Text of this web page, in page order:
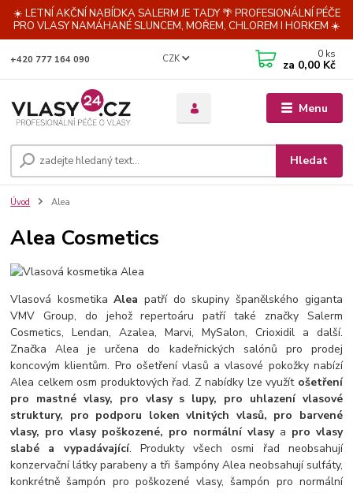
☀️ LETNÍ AKČNÍ NABÍDKA SALERM JE TADY 🌴 PROFESIONÁLNÍ PÉČE
PRO VLASY NAMÁHANÉ SLUNCEM, MOŘEM, CHLOREM I HORKEM ☀️
Menu
CZK
Hledat
+420 777 164 090 0 ks
za 0,00 Kč
Úvod Alea
Alea Cosmetics
Vlasová kosmetikaAlea patří do skupiny španělského giganta
VMV Group, do jehož repertoáru patří také značky Salerm
Cosmetics, Lendan, Azalea, Marvi, MySalon, Crioxidil a další.
Značka Alea je určena do kadeřnických salónů pro prodej
koncovým klientům. Pro ošetření vlasů a vlasové pokožky nabízí
Alea celkem osm produktových řad. Z nabídky lze využít ošetření
pro mastné vlasy, pro vlasy s lupy, pro uhlazení vlasové
struktury, pro podporu loken vlnitých vlasů, pro barvené
vlasy, pro vlasy poškozené, pro normální vlasy a pro vlasy
slabé a vypadávající. Produkty všech osmi řad neobsahují
konzervační látky parabeny a tři šampóny Alea neobsahují sulfáty,
konkrétně šampón pro poškozené vlasy, šampón pro normální